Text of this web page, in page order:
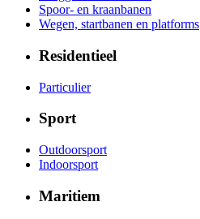
Spoor- en kraanbanen
Wegen, startbanen en platforms
Residentieel
Particulier
Sport
Outdoorsport
Indoorsport
Maritiem